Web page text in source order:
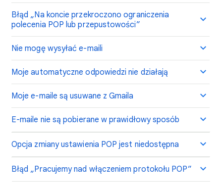
Błąd „Na koncie przekroczono ograniczenia
polecenia POP lub przepustowości”
Nie mogę wysyłać e-maili
Moje automatyczne odpowiedzi nie działają
Moje e-maile są usuwane z Gmaila
E-maile nie są pobierane w prawidłowy sposób
Opcja zmiany ustawienia POP jest niedostępna
Błąd „Pracujemy nad włączeniem protokołu POP”